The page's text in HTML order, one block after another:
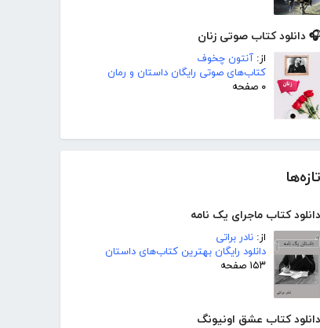
🎧 دانلود کتاب صوتی زنان
از: آنتون چخوف
کتاب‌های صوتی رایگان داستان و رمان
۰ صفحه
تازه‌ها
دانلود کتاب ماجرای یک نامه
از: نادر براتی
دانلود رایگان بهترین کتاب‌های داستان
۱۵۳ صفحه
دانلود کتاب عشق اونیونگ